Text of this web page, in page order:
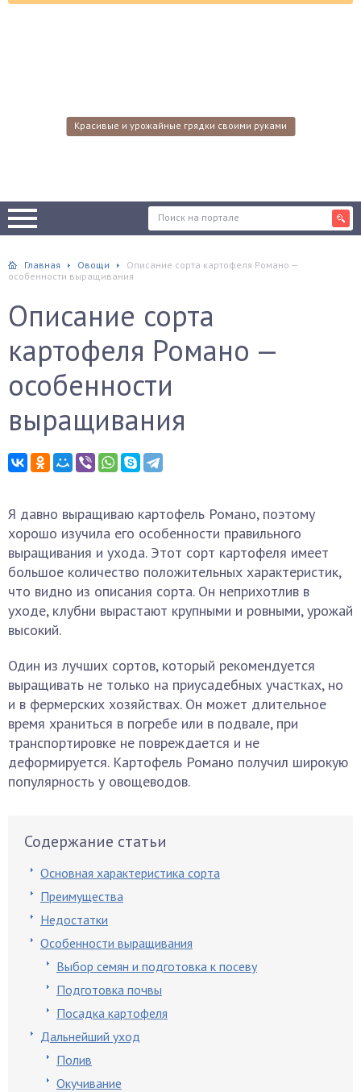
Красивые и урожайные грядки своими руками
Главная Овощи
Описание сорта картофеля Романо —
особенности выращивания
Описание сорта
картофеля Романо —
особенности
выращивания
Я давно выращиваю картофель Романо, поэтому
хорошо изучила его особенности правильного
выращивания и ухода. Этот сорт картофеля имеет
большое количество положительных характеристик,
что видно из описания сорта. Он неприхотлив в
уходе, клубни вырастают крупными и ровными, урожай
высокий.
Один из лучших сортов, который рекомендуется
выращивать не только на приусадебных участках, но
и в фермерских хозяйствах. Он может длительное
время храниться в погребе или в подвале, при
транспортировке не повреждается и не
деформируется. Картофель Романо получил широкую
популярность у овощеводов.
Содержание статьи
Основная характеристика сорта
Преимущества
Недостатки
Особенности выращивания
Выбор семян и подготовка к посеву
Подготовка почвы
Посадка картофеля
Дальнейший уход
Полив
Окучивание